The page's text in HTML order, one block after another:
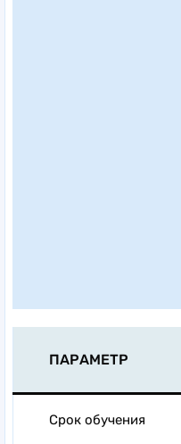
ПАРАМЕТР
Срок обучения